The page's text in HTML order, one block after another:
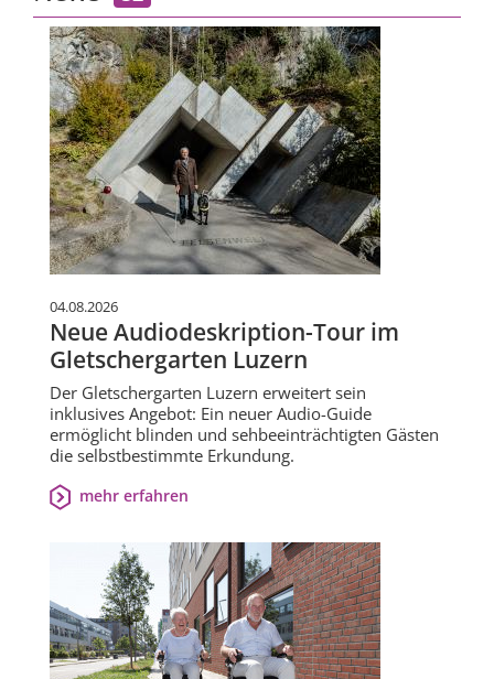
04.08.2026
Neue Audiodeskription-Tour im
Gletschergarten Luzern
Der Gletschergarten Luzern erweitert sein
inklusives Angebot: Ein neuer Audio-Guide
ermöglicht blinden und sehbeeinträchtigten Gästen
die selbstbestimmte Erkundung.
mehr erfahren